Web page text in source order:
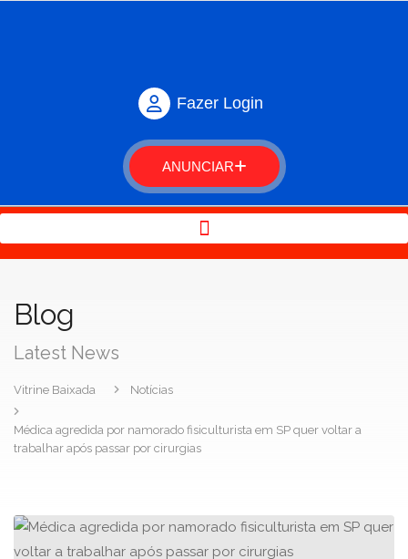
Fazer Login
ANUNCIAR
Blog
Latest News
Vitrine Baixada Notícias
Médica agredida por namorado fisiculturista em SP quer voltar a
trabalhar após passar por cirurgias